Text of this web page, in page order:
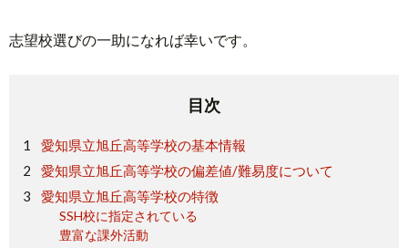
志望校選びの一助になれば幸いです。
目次
愛知県立旭丘高等学校の基本情報
愛知県立旭丘高等学校の偏差値/難易度について
愛知県立旭丘高等学校の特徴
SSH校に指定されている
豊富な課外活動